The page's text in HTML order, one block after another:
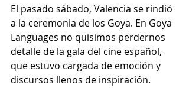
El pasado sábado, Valencia se rindió
a la ceremonia de los Goya. En Goya
Languages no quisimos perdernos
detalle de la gala del cine español,
que estuvo cargada de emoción y
discursos llenos de inspiración.